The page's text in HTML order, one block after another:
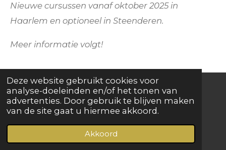
Deze website gebruikt cookies voor
analyse-doeleinden en/of het tonen van
advertenties. Door gebruik te blijven maken
van de site gaat u hiermee akkoord.
Akkoord
Nieuwe cursussen vanaf oktober 2025 in
Haarlem en optioneel in Steenderen.
Meer informatie volgt!
I
s
L
n
W
a
© 2022 - 2026 Geck genoeg